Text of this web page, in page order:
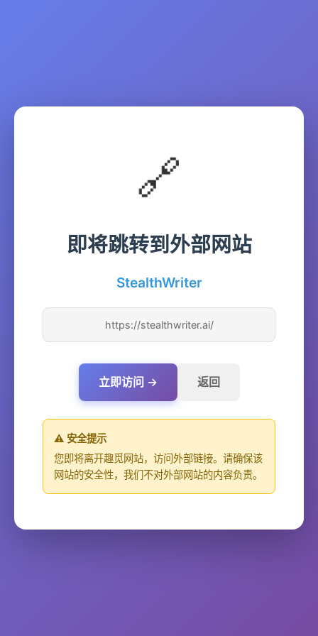
🔗
即将跳转到外部网站
StealthWriter
https://stealthwriter.ai/
立即访问 → 返回
⚠️ 安全提示
您即将离开趣觅网站，访问外部链接。请确保该
网站的安全性，我们不对外部网站的内容负责。